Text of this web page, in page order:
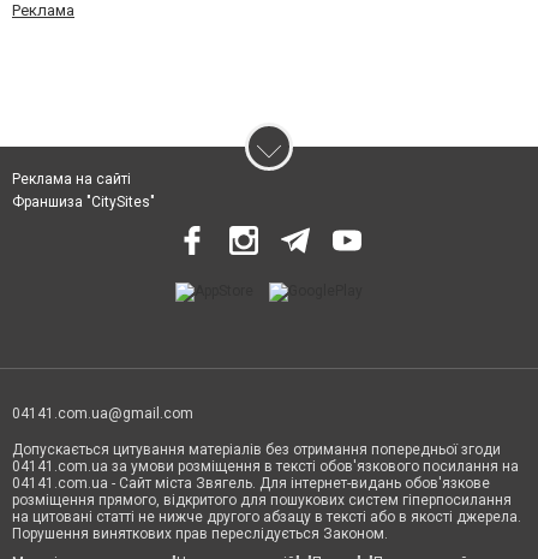
Реклама
Реклама на сайті
Франшиза "CitySites"
04141.com.ua@gmail.com
Допускається цитування матеріалів без отримання попередньої згоди
04141.com.ua за умови розміщення в тексті обов'язкового посилання на
04141.com.ua - Сайт міста Звягель. Для інтернет-видань обов'язкове
розміщення прямого, відкритого для пошукових систем гіперпосилання
на цитовані статті не нижче другого абзацу в тексті або в якості джерела.
Порушення виняткових прав переслідується Законом.